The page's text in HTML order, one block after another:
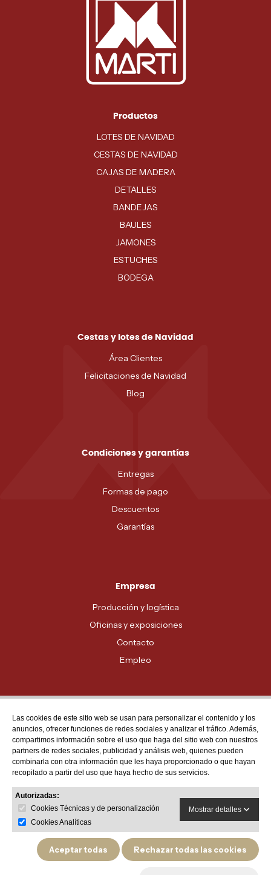
Productos
LOTES DE NAVIDAD
CESTAS DE NAVIDAD
CAJAS DE MADERA
DETALLES
BANDEJAS
BAULES
JAMONES
ESTUCHES
BODEGA
Cestas y lotes de Navidad
Área Clientes
Felicitaciones de Navidad
Blog
Condiciones y garantías
Entregas
Formas de pago
Descuentos
Garantías
Empresa
Producción y logística
Oficinas y exposiciones
Contacto
Empleo
Atención al cliente
MADRID - 91 678 70 70
BARCELONA - 93 635 28 28
VALENCIA - 96 159 71 61
Las cookies de este sitio web se usan para personalizar el contenido y los
anuncios, ofrecer funciones de redes sociales y analizar el tráfico. Además,
compartimos información sobre el uso que haga del sitio web con nuestros
partners de redes sociales, publicidad y análisis web, quienes pueden
combinarla con otra información que les haya proporcionado o que hayan
recopilado a partir del uso que haya hecho de sus servicios.
Autorizadas:
Cookies Técnicas y de personalización
Cookies Analíticas
Mostrar detalles
Aceptar todas Rechazar todas las cookies